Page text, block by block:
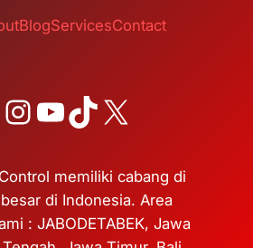
BlogServicesContact
Instagram YouTube TikTok X
memiliki cabang di
di Indonesia. Area
: JABODETABEK, Jawa